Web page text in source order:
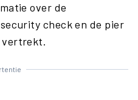
over de
check en de pier
vertrekt.